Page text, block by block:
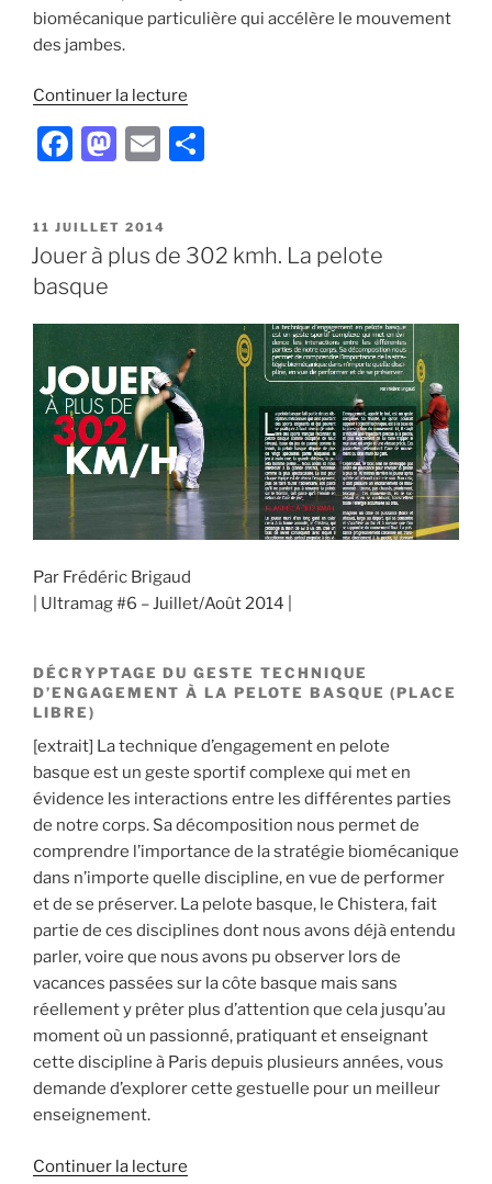
biomécanique particulière qui accélère le mouvement
des jambes.
Continuer la lecture
foot
avec
biomécanique
Cristiano
Ronaldo »
F
c
e
b
o
o
k
M
st
o
o
n
E
ai
l
g
PUBLIÉ
LE
11 JUILLET 2014
Jouer à plus de 302 kmh. La pelote
basque
Par Frédéric Brigaud
| Ultramag #6 – Juillet/Août 2014 |
DÉCRYPTAGE DU GESTE TECHNIQUE
D’ENGAGEMENT À LA PELOTE BASQUE (PLACE
LIBRE)
[extrait] La technique d’engagement en pelote
basque est un geste sportif complexe qui met en
évidence les interactions entre les différentes parties
de notre corps. Sa décomposition nous permet de
comprendre l’importance de la stratégie biomécanique
dans n’importe quelle discipline, en vue de performer
et de se préserver. La pelote basque, le Chistera, fait
partie de ces disciplines dont nous avons déjà entendu
parler, voire que nous avons pu observer lors de
vacances passées sur la côte basque mais sans
réellement y prêter plus d’attention que cela jusqu’au
moment où un passionné, pratiquant et enseignant
cette discipline à Paris depuis plusieurs années, vous
demande d’explorer cette gestuelle pour un meilleur
enseignement.
Continuer la lecture